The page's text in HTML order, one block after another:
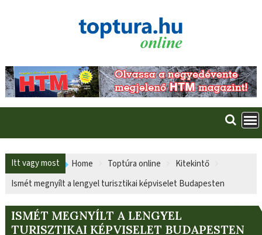
Itt vagy most Home Toptúra online
Kitekintő
Ismét megnyílt a lengyel turisztikai képviselet Budapesten
ISMÉT MEGNYÍLT A LENGYEL
TURISZTIKAI KÉPVISELET BUDAPESTEN